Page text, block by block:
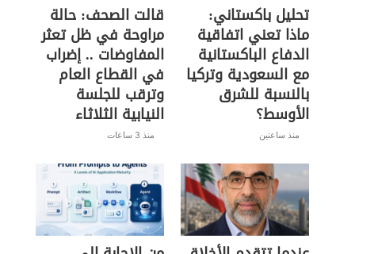
تحليل باكستاني:
ماذا تعني اتفاقية
الدفاع الباكستانية
مع السعودية وتركيا
بالنسبة للشرق
الأوسط؟
منذ ساعتين
قالت الصحف: حالة
مراوحة في ظل تعثر
المفاوضات .. إضراب
في القطاع العام
وترقب للجلسة
النيابية الثلاثاء
منذ 3 ساعات